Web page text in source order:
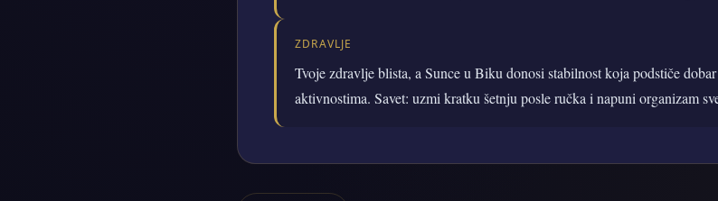
ZDRAVLJE
Tvoje zdravlje blista, a Sunce u Biku donosi stabilnost koja podstiče
aktivnostima. Savet: uzmi kratku šetnju posle ručka i napuni organizam